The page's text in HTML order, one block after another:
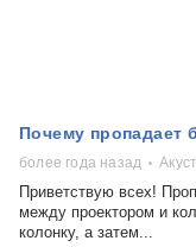
Почему пропадает
более года назад
Приветствую всех!
между проектором и
колонку, а затем...